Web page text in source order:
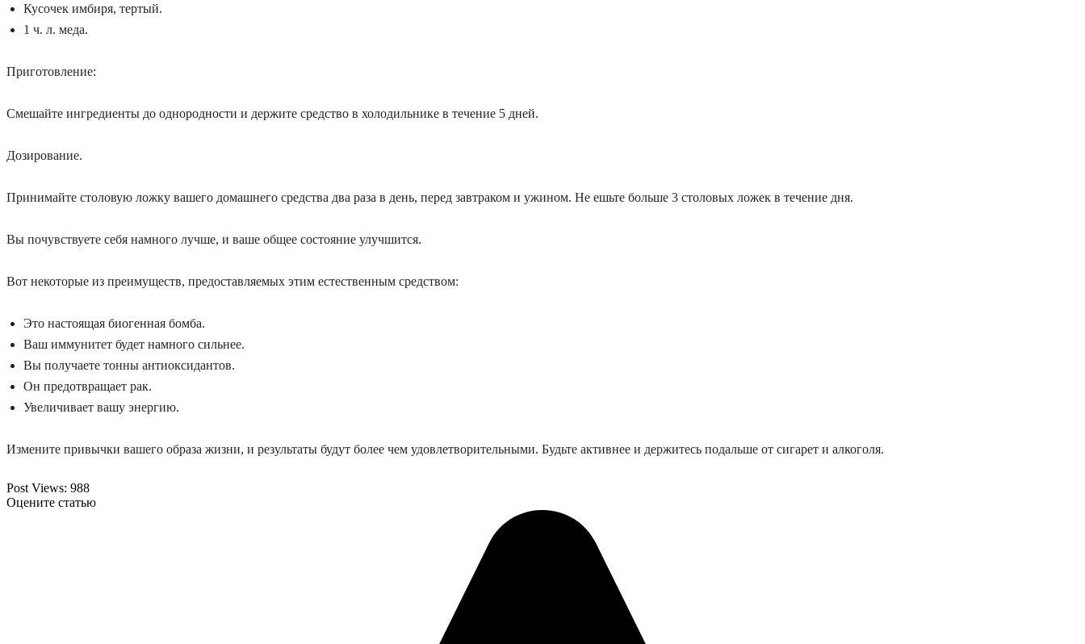
Кусочек имбиря, тертый.
1 ч. л. меда.
Приготовление:
Смешайте ингредиенты до однородности и держите средство в холодильнике в течение 5 дней.
Дозирование.
Принимайте столовую ложку вашего домашнего средства два раза в день, перед завтраком и ужином. Не ешьте больше 3 столовых ложек в течение дня.
Вы почувствуете себя намного лучше, и ваше общее состояние улучшится.
Вот некоторые из преимуществ, предоставляемых этим естественным средством:
Это настоящая биогенная бомба.
Ваш иммунитет будет намного сильнее.
Вы получаете тонны антиоксидантов.
Он предотвращает рак.
Увеличивает вашу энергию.
Измените привычки вашего образа жизни, и результаты будут более чем удовлетворительными. Будьте активнее и держитесь подальше от сигарет и алкоголя.
Post Views: 988
Оцените статью